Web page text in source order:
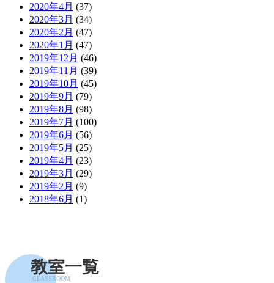
2020年4月 (37)
2020年3月 (34)
2020年2月 (47)
2020年1月 (47)
2019年12月 (46)
2019年11月 (39)
2019年10月 (45)
2019年9月 (79)
2019年8月 (98)
2019年7月 (100)
2019年6月 (56)
2019年5月 (25)
2019年4月 (23)
2019年3月 (29)
2019年2月 (9)
2018年6月 (1)
教室一覧
CLASSROOM